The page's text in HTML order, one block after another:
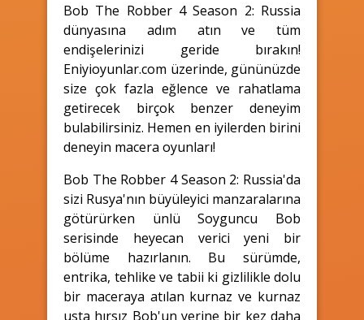
Bob The Robber 4 Season 2: Russia
dünyasına adım atın ve tüm
endişelerinizi geride bırakın!
Eniyioyunlar.com üzerinde, gününüzde
size çok fazla eğlence ve rahatlama
getirecek birçok benzer deneyim
bulabilirsiniz. Hemen en iyilerden birini
deneyin macera oyunları!
Bob The Robber 4 Season 2: Russia'da
sizi Rusya'nın büyüleyici manzaralarına
götürürken ünlü Soyguncu Bob
serisinde heyecan verici yeni bir
bölüme hazırlanın. Bu sürümde,
entrika, tehlike ve tabii ki gizlilikle dolu
bir maceraya atılan kurnaz ve kurnaz
usta hırsız Bob'un yerine bir kez daha